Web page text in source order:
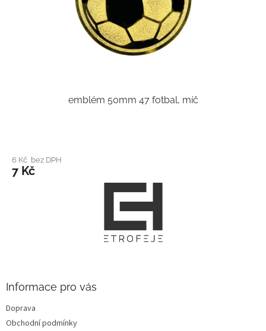
emblém 50mm 47 fotbal, míč
6 Kč bez DPH
7 Kč
Informace pro vás
Doprava
Obchodní podmínky